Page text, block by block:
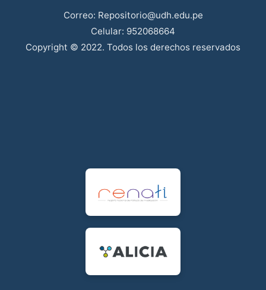
Correo: Repositorio@udh.edu.pe
Celular: 952068664
Copyright © 2022. Todos los derechos reservados